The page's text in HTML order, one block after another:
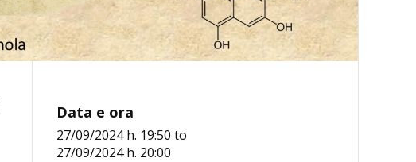
Data e ora
27/09/2024 h. 19:50 to
27/09/2024 h. 20:00